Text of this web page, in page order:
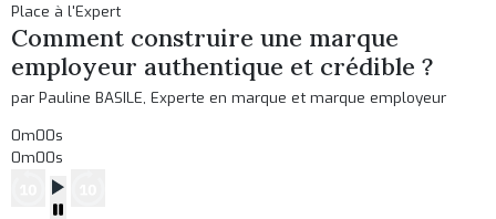
Place à l'Expert
Comment construire une marque
employeur authentique et crédible ?
par Pauline BASILE, Experte en marque et marque employeur
0m00s
0m00s